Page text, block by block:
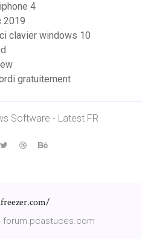
4
2019
clavier windows 10
gratuitement
Software - Latest FR
forum.pcastuces.com